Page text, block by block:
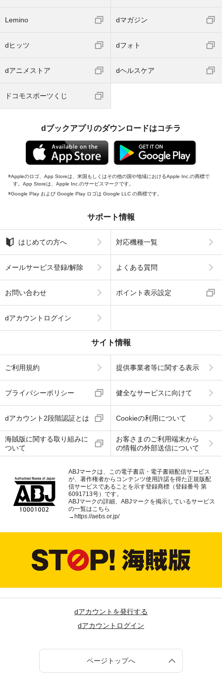
Lemino dマガジン
dヒッツ dフォト
dアニメストア dヘルスケア
ドコモスポーツくじ
dブックアプリのダウンロードはコチラ
Appleのロゴ、App Storeは、米国もしくはその他の国や地域におけるApple Inc.の商標で
す。App Storeは、Apple Inc.のサービスマークです。
Google Play および Google Play ロゴは Google LLC の商標です。
サポート情報
はじめての方へ 対応機種一覧
メールサービス登録/解除 よくある質問
お問い合わせ ポイント表示設定
dアカウントログイン
サイト情報
ご利用規約 提供事業者等に関する表示
プライバシーポリシー 健全なサービスに向けて
dアカウント2段階認証とは Cookieの利用について
海賊版に関する取り組みに
ついて
お客さまのご利用端末から
の情報の外部送信について
ABJマークは、この電子書店・電子書籍配信サービス
が、著作権者からコンテンツ使用許諾を得た正規版配
信サービスであることを示す登録商標（登録番号 第
6091713号）です。
ABJマークの詳細、ABJマークを掲示しているサービス
の一覧はこちら
→ https://aebs.or.jp/
dアカウントを発行する
dアカウントログイン
ページトップへ